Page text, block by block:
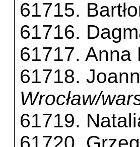
61715.
61716.
61717. Anna
61718.
Wrocław/
61719.
61720.